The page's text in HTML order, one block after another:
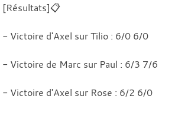
[Résultats]📋
- Victoire d'Axel sur Tilio : 6/0 6/0
- Victoire de Marc sur Paul : 6/3 7/6
- Victoire d'Axel sur Rose : 6/2 6/0